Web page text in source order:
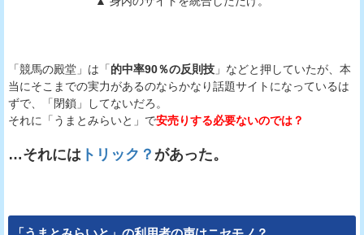
「競馬の殿堂」は「的中率90％の反則技 」などと押していたが、本
当にそこまでの実力があるのならかなり話題サイトになっているは
ずで、「閉鎖」してないだろ。
それに「うまとみらいと」で安売りする必要ないのでは？
…それには トリック？ があった。